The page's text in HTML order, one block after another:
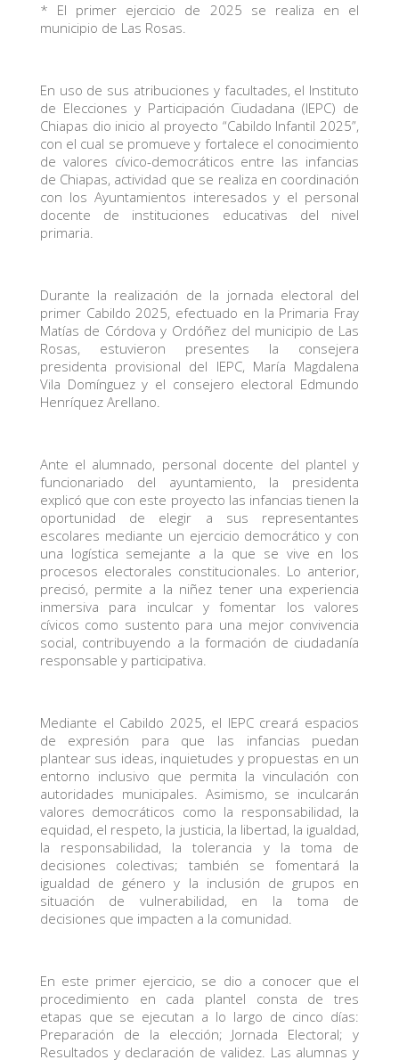
* El primer ejercicio de 2025 se realiza en el
municipio de Las Rosas.
En uso de sus atribuciones y facultades, el Instituto
de Elecciones y Participación Ciudadana (IEPC) de
Chiapas dio inicio al proyecto “Cabildo Infantil 2025”,
con el cual se promueve y fortalece el conocimiento
de valores cívico-democráticos entre las infancias
de Chiapas, actividad que se realiza en coordinación
con los Ayuntamientos interesados y el personal
docente de instituciones educativas del nivel
primaria.
Durante la realización de la jornada electoral del
primer Cabildo 2025, efectuado en la Primaria Fray
Matías de Córdova y Ordóñez del municipio de Las
Rosas, estuvieron presentes la consejera
presidenta provisional del IEPC, María Magdalena
Vila Domínguez y el consejero electoral Edmundo
Henríquez Arellano.
Ante el alumnado, personal docente del plantel y
funcionariado del ayuntamiento, la presidenta
explicó que con este proyecto las infancias tienen la
oportunidad de elegir a sus representantes
escolares mediante un ejercicio democrático y con
una logística semejante a la que se vive en los
procesos electorales constitucionales. Lo anterior,
precisó, permite a la niñez tener una experiencia
inmersiva para inculcar y fomentar los valores
cívicos como sustento para una mejor convivencia
social, contribuyendo a la formación de ciudadanía
responsable y participativa.
Mediante el Cabildo 2025, el IEPC creará espacios
de expresión para que las infancias puedan
plantear sus ideas, inquietudes y propuestas en un
entorno inclusivo que permita la vinculación con
autoridades municipales. Asimismo, se inculcarán
valores democráticos como la responsabilidad, la
equidad, el respeto, la justicia, la libertad, la igualdad,
la responsabilidad, la tolerancia y la toma de
decisiones colectivas; también se fomentará la
igualdad de género y la inclusión de grupos en
situación de vulnerabilidad, en la toma de
decisiones que impacten a la comunidad.
En este primer ejercicio, se dio a conocer que el
procedimiento en cada plantel consta de tres
etapas que se ejecutan a lo largo de cinco días:
Preparación de la elección; Jornada Electoral; y
Resultados y declaración de validez. Las alumnas y